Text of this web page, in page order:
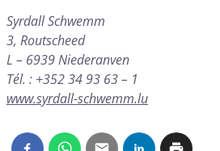
Syrdall Schwemm
3, Routscheed
L – 6939 Niederanven
Tél. : +352 34 93 63 – 1
www.syrdall-schwemm.lu